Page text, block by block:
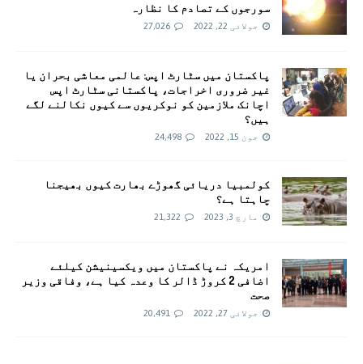
سورجوں کے تصادم کا نظارہ
جولائی 22, 2022 27,026
پاکستان میں سٹارٹ اپس: عالمی معاشی بحران یا
غیر ضروری اخراجات، پاکستانی سٹارٹ اپس
اچانک ملازمین کو نوکریوں سے کیوں نکالنے لگے
ہیں؟
جون 15, 2022 24,498
کولمبیا دریائی گھوڑے بھارت کیوں بھیجنا
چاہتا ہے؟
مارچ 3, 2023 21,322
امريکہ نے پاکستان میں ویکسینیشن کیلئے
اضافی 2 کروڑ ڈالر کا وعدہ کیا ہے، وفاقی وزیر
صحت
جولائی 27, 2022 20,491